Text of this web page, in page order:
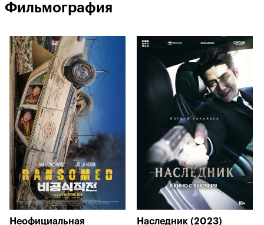
Фильмография
Неофициальная
Наследник (2023)